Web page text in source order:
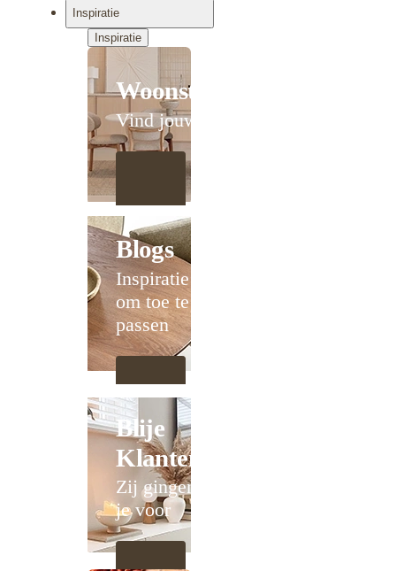
Inspiratie
Inspiratie
Woonstijlen
Vind jouw stijl
Blogs
Inspiratie
om toe te
passen
Blije
Klanten
Zij gingen
je voor